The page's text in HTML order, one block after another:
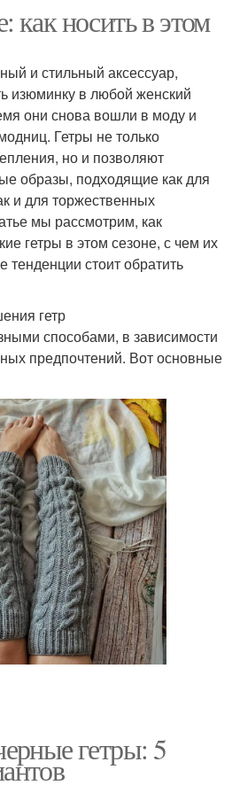
как носить в этом
и стильный аксессуар,
изюминку в любой женский
они снова вошли в моду и
Гетры не только
но и позволяют
образы, подходящие как для
и для торжественных
мы рассмотрим, как
гетры в этом сезоне, с чем их
тенденции стоит обратить
гетр
способами, в зависимости
предпочтений. Вот основные
гетры: 5